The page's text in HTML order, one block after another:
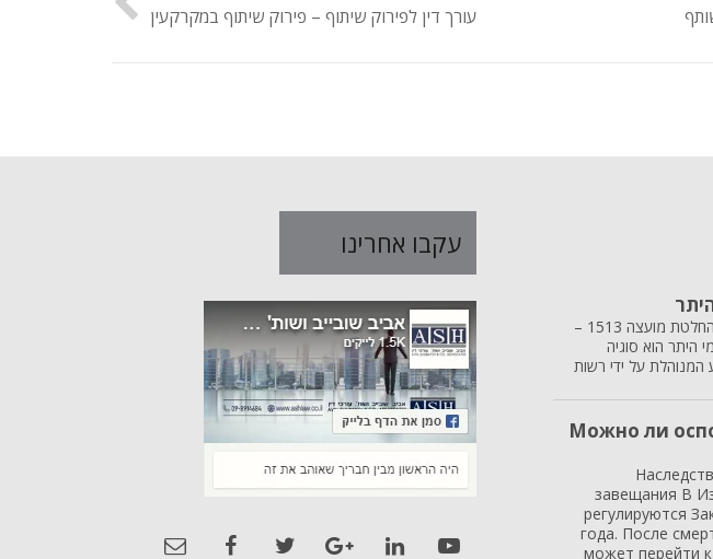
עורך דין לפירוק שיתוף – פירוק שיתוף במקרקעין
עקבו אחרינו
קיזוז היטל השבחה מדמי היתר לפי החלטת מועצה 1513 –
היתר הוא סוגיה
המנוהלת על ידי רשות
? Можно ли
завещания В
регулируются
года. После
может перейти